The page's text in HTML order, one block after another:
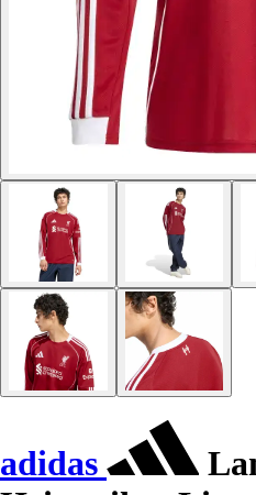
adidas